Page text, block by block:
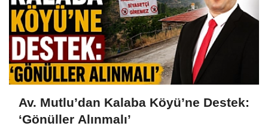
Av. Mutlu’dan Kalaba Köyü’ne Destek:
‘Gönüller Alınmalı’